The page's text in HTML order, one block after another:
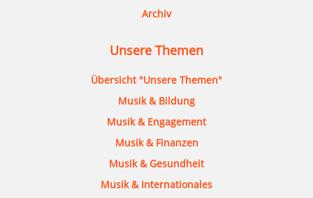
Archiv
Unsere Themen
Übersicht "Unsere Themen"
Musik & Bildung
Musik & Engagement
Musik & Finanzen
Musik & Gesundheit
Musik & Internationales